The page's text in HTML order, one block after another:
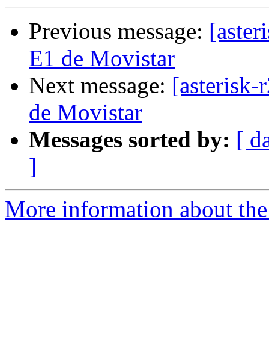
Previous message:
E1 de Movistar
Next message:
de Movistar
Messages sorted by: [
]
More information about